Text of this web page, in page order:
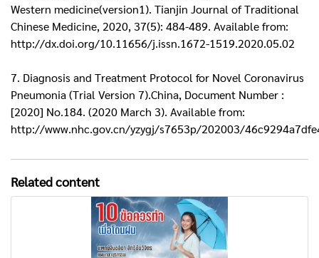
Western medicine(version1). Tianjin Journal of Traditional
Chinese Medicine, 2020, 37(5): 484-489. Available from:
http://dx.doi.org/10.11656/j.issn.1672-1519.2020.05.02
7. Diagnosis and Treatment Protocol for Novel Coronavirus
Pneumonia (Trial Version 7).China, Document Number :
[2020] No.184. (2020 March 3). Available from:
http://www.nhc.gov.cn/yzygj/s7653p/202003/
Related content